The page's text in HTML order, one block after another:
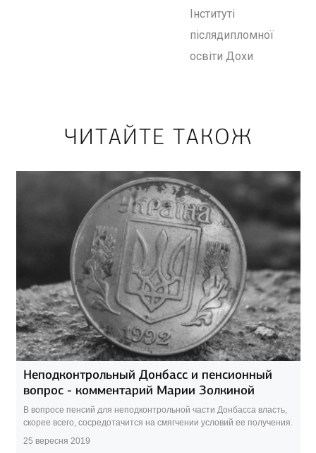
Інституті
післядипломної
освіти Дохи
ЧИТАЙТЕ ТАКОЖ
Неподконтрольный Донбасс и пенсионный
вопрос - комментарий Марии Золкиной
В вопросе пенсий для неподконтрольной части Донбасса власть,
скорее всего, сосредотачится на смягчении условий ее получения.
25 вересня 2019